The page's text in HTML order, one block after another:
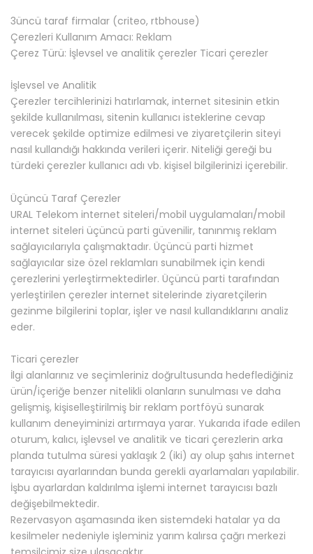
3üncü taraf firmalar (criteo, rtbhouse)
Çerezleri Kullanım Amacı: Reklam
Çerez Türü: İşlevsel ve analitik çerezler Ticari çerezler
İşlevsel ve Analitik
Çerezler tercihlerinizi hatırlamak, internet sitesinin etkin
şekilde kullanılması, sitenin kullanıcı isteklerine cevap
verecek şekilde optimize edilmesi ve ziyaretçilerin siteyi
nasıl kullandığı hakkında verileri içerir. Niteliği gereği bu
türdeki çerezler kullanıcı adı vb. kişisel bilgilerinizi içerebilir.
Üçüncü Taraf Çerezler
URAL Telekom internet siteleri/mobil uygulamaları/mobil
internet siteleri üçüncü parti güvenilir, tanınmış reklam
sağlayıcılarıyla çalışmaktadır. Üçüncü parti hizmet
sağlayıcılar size özel reklamları sunabilmek için kendi
çerezlerini yerleştirmektedirler. Üçüncü parti tarafından
yerleştirilen çerezler internet sitelerinde ziyaretçilerin
gezinme bilgilerini toplar, işler ve nasıl kullandıklarını analiz
eder.
Ticari çerezler
İlgi alanlarınız ve seçimleriniz doğrultusunda hedeflediğiniz
ürün/içeriğe benzer nitelikli olanların sunulması ve daha
gelişmiş, kişiselleştirilmiş bir reklam portföyü sunarak
kullanım deneyiminizi artırmaya yarar. Yukarıda ifade edilen
oturum, kalıcı, işlevsel ve analitik ve ticari çerezlerin arka
planda tutulma süresi yaklaşık 2 (iki) ay olup şahıs internet
tarayıcısı ayarlarından bunda gerekli ayarlamaları yapılabilir.
İşbu ayarlardan kaldırılma işlemi internet tarayıcısı bazlı
değişebilmektedir.
Rezervasyon aşamasında iken sistemdeki hatalar ya da
kesilmeler nedeniyle işleminiz yarım kalırsa çağrı merkezi